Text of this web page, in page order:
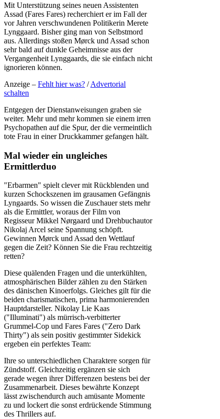
Mit Unterstützung seines neuen Assistenten
Assad (Fares Fares) recherchiert er im Fall der
vor Jahren verschwundenen Politikerin Merete
Lynggaard. Bisher ging man von Selbstmord
aus. Allerdings stoßen Mørck und Assad schon
sehr bald auf dunkle Geheimnisse aus der
Vergangenheit Lynggaards, die sie einfach nicht
ignorieren können.
Anzeige – Fehlt hier was? /Advertorial
schalten
Entgegen der Dienstanweisungen graben sie
weiter. Mehr und mehr kommen sie einem irren
Psychopathen auf die Spur, der die vermeintlich
tote Frau in einer Druckkammer gefangen hält.
Mal wieder ein ungleiches
Ermittlerduo
"Erbarmen" spielt clever mit Rückblenden und
kurzen Schockszenen im grausamen Gefängnis
Lyngaards. So wissen die Zuschauer stets mehr
als die Ermittler, woraus der Film von
Regisseur Mikkel Nørgaard und Drehbuchautor
Nikolaj Arcel seine Spannung schöpft.
Gewinnen Mørck und Assad den Wettlauf
gegen die Zeit? Können Sie die Frau rechtzeitig
retten?
Diese quälenden Fragen und die unterkühlten,
atmosphärischen Bilder zählen zu den Stärken
des dänischen Kinoerfolgs. Gleiches gilt für die
beiden charismatischen, prima harmonierenden
Hauptdarsteller. Nikolay Lie Kaas
("Illuminati") als mürrisch-verbitterter
Grummel-Cop und Fares Fares ("Zero Dark
Thirty") als sein positiv gestimmter Sidekick
ergeben ein perfektes Team:
Ihre so unterschiedlichen Charaktere sorgen für
Zündstoff. Gleichzeitig ergänzen sie sich
gerade wegen ihrer Differenzen bestens bei der
Zusammenarbeit. Dieses bewährte Konzept
lässt zwischendurch auch amüsante Momente
zu und lockert die sonst erdrückende Stimmung
des Thrillers auf.